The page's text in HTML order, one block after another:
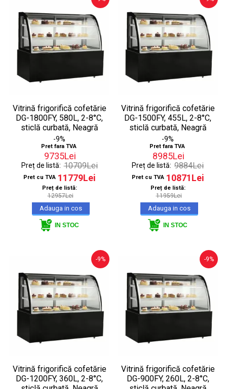
Vitrină frigorifică cofetărie
DG-1800FY, 580L, 2-8°C,
sticlă curbată, Neagră
-9%
Pret fara TVA
9735Lei
Preț de listă: 10709Lei
Pret cu TVA 11779Lei
Preț de listă:
12957Lei
IN STOC
Vitrină frigorifică cofetărie
DG-1500FY, 455L, 2-8°C,
sticlă curbată, Neagră
-9%
Pret fara TVA
8985Lei
Preț de listă: 9884Lei
Pret cu TVA 10871Lei
Preț de listă:
11959Lei
IN STOC
-9%
Vitrină frigorifică cofetărie
DG-1200FY, 360L, 2-8°C,
-9%
Vitrină frigorifică cofetărie
DG-900FY, 260L, 2-8°C,